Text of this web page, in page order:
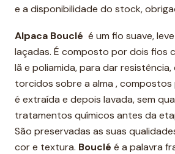
e a disponibilidade do stock,
Alpaca Bouclé é um fio suave,
laçadas. É composto por dois fios
lã e poliamida, para dar
torcidos sobre a alma , compostos
é extraída e depois lavada, sem
tratamentos químicos antes da
São preservadas as suas
cor e textura. Bouclé é a palavra